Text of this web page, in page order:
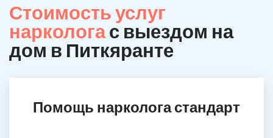
Стоимость услуг
наркологас выездом на
дом в Питкяранте
Помощь нарколога стандарт